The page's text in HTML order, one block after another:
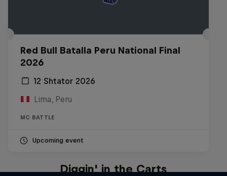
Red Bull Batalla Peru National Final
2026
12 Shtator 2026
Lima, Peru
MC BATTLE
Upcoming event
Diggin' in the Carts